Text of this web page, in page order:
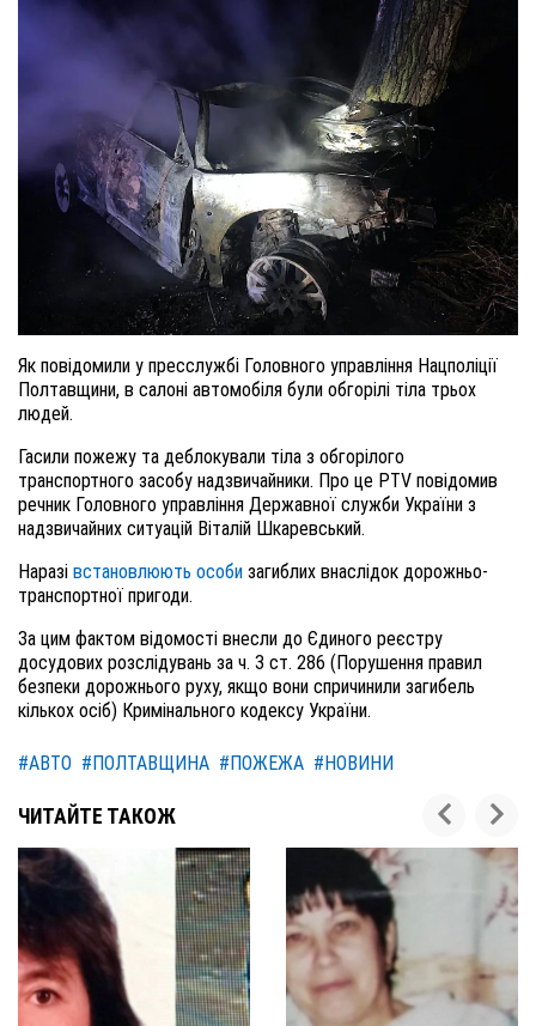
Як повідомили у пресслужбі Головного управління Нацполіції
Полтавщини, в салоні автомобіля були обгорілі тіла трьох
людей.
Гасили пожежу та деблокували тіла з обгорілого
транспортного засобу надзвичайники. Про це PTV повідомив
речник Головного управління Державної служби України з
надзвичайних ситуацій Віталій Шкаревський.
Наразі встановлюють особи загиблих внаслідок дорожньо-
транспортної пригоди.
За цим фактом відомості внесли до Єдиного реєстру
досудових розслідувань за ч. 3 ст. 286 (Порушення правил
безпеки дорожнього руху, якщо вони спричинили загибель
кількох осіб) Кримінального кодексу України.
#АВТО #ПОЛТАВЩИНА #ПОЖЕЖА #НОВИНИ
ЧИТАЙТЕ ТАКОЖ